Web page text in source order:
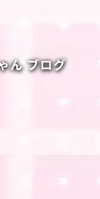
ん ブログ